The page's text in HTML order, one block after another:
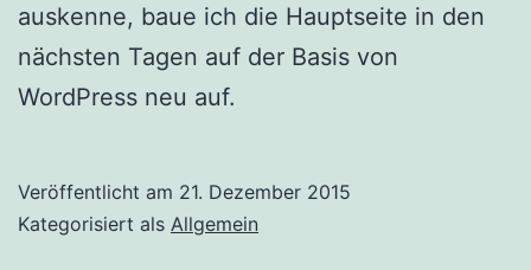
auskenne, baue ich die Hauptseite in den
nächsten Tagen auf der Basis von
WordPress neu auf.
Veröffentlicht am 21. Dezember 2015
Kategorisiert als Allgemein